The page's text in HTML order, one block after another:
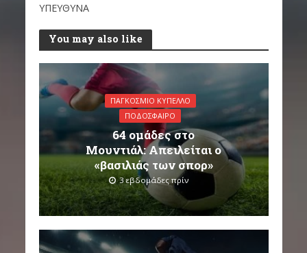
ΥΠΕΥΘΥΝΑ
You may also like
ΠΑΓΚΌΣΜΙΟ ΚΎΠΕΛΛΟ
ΠΟΔΌΣΦΑΙΡΟ
64 ομάδες στο
Μουντιάλ: Απειλείται ο
«βασιλιάς των σπορ»
3 εβδομάδες πρίν